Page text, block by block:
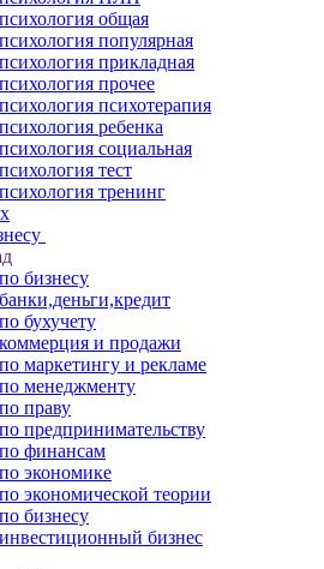
общая
популярная
прикладная
прочее
психотерапия
ребенка
социальная
тест
тренинг
бизнесу
бухучету
и продажи
маркетингу и рекламе
менеджменту
праву
предпринимательству
финансам
экономике
экономической теории
бизнесу
бизнес